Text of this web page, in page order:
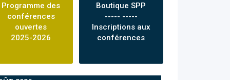
Programme des
conférences
ouvertes
2025-2026
Boutique SPP
----- -----
Inscriptions aux
conférences